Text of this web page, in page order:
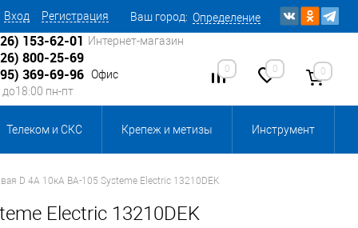
Вход Регистрация Ваш город: Определение
153-62-01 Интернет-магазин
800-25-69
369-69-96 Офис
до18:00 пн-пт
0 0 0
Телеком и СКС Крепеж и метизы Инструмент
Источники питания Кабеленесущие системы
D 4A 10кА ВА-105 Systeme Electric 13210DEK
Electric 13210DEK